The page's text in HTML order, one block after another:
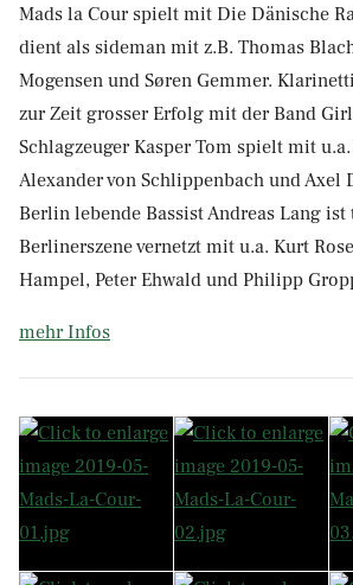
Mads la Cour spielt mit Die Dänische
dient als sideman mit z.B. Thomas
Mogensen und Søren Gemmer.
zur Zeit grosser Erfolg mit der Band
Schlagzeuger Kasper Tom spielt mit
Alexander von Schlippenbach und Axel
Berlin lebende Bassist Andreas Lang
Berlinerszene vernetzt mit u.a. Kurt
Hampel, Peter Ehwald und Philipp
mehr Infos